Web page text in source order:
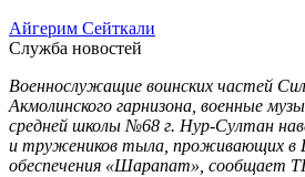
Айгерим Сейткали
Служба новостей
Военнослужащие воинских частей
Акмолинского гарнизона, военные
средней школы №68 г. Нур-Султан
и тружеников тыла, проживающих в
обеспечения «Шарапат», сообщает